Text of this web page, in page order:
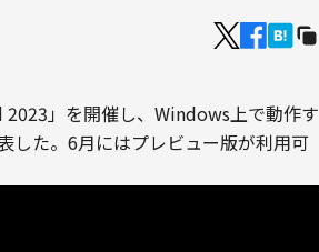
」を開催し、Windows上で動作す
た。6月にはプレビュー版が利用可